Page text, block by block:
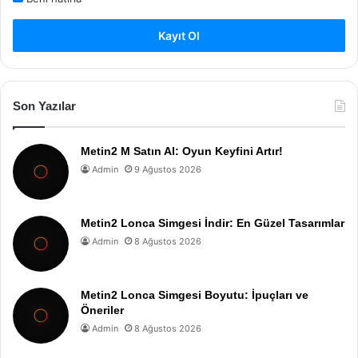
Kayıt Ol
Son Yazılar
Metin2 M Satın Al: Oyun Keyfini Artır!
Admin 9 Ağustos 2026
Metin2 Lonca Simgesi İndir: En Güzel Tasarımlar
Admin 8 Ağustos 2026
Metin2 Lonca Simgesi Boyutu: İpuçları ve
Öneriler
Admin 8 Ağustos 2026